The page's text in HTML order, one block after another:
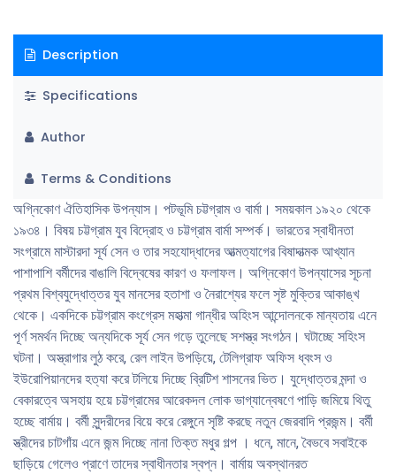
শুরু হয়। আত্মনিয়ন্ত্রণের সংগ্রাম। মন্দিরের পুরােহিতদের সমর্থন নিয়ে তারা তুমুল
জাতীয়তাবাদী ও বাঙালি বিদ্বেষী হয়ে ওঠে। 'বার্মা বর্মীদের’, ‘বার্মা বৌদ্ধদের এই জিগির তুলে
বাঙালিসহ ভারতীয়দের বার্মা থেকে বিতাড়নের সূচনা করে। মােটকথা চট্টগ্রাম ও বার্মার
রাজনৈতিক স্বাতন্ত্র্যচেতনা ভারতের স্বাধীনতা সংগ্রামে যে অভিঘাত তৈরি করেছিলাে তারই
পাশাপাশি চট্টগ্রামের অসংখ্য মানুষের অনালােচিত অবদানের বিশ্বস্ত রূপায়ণে হৃদ্য
ঘটনাবলী সৃষ্টির সূচনাও এতে দৃশ্যমান। দুই শতাধিক ঐতিহাসিক চরিত্রের সদর্প উপস্থিতি,
অত্র ঘটনাপ্রবাহের নির্মোহ বর্ণনা ও শতবর্ষ পূর্বের আর্থ সামাজিক বিরণে সমৃদ্ধ অগ্নিকোণ’
নিঃসন্দেহে মহাকাব্যিক উপন্যাসের অভিধায় পরিচিহ্নিত।।
Description
Specifications
Author
Terms & Conditions
অগ্নিকোণ ঐতিহাসিক উপন্যাস। পটভূমি চট্টগ্রাম ও বার্মা। সময়কাল ১৯২০ থেকে
১৯৩৪। বিষয় চট্টগ্রাম যুব বিদ্রোহ ও চট্টগ্রাম বার্মা সম্পর্ক। ভারতের স্বাধীনতা
সংগ্রামে মাস্টারদা সূর্য সেন ও তার সহযােদ্ধাদের আত্মত্যাগের বিষাদাত্মক আখ্যান
পাশাপাশি বর্মীদের বাঙালি বিদ্বেষের কারণ ও ফলাফল। অগ্নিকোণ উপন্যাসের সূচনা
প্রথম বিশ্বযুদ্ধোত্তর যুব মানসের হতাশা ও নৈরাশ্যের ফলে সৃষ্ট মুক্তির আকাঙ্খ
থেকে। একদিকে চট্টগ্রাম কংগ্রেস মহাত্মা গান্ধীর অহিংস আন্দোলনকে মান্যতায় এনে
পূর্ণ সমর্থন দিচ্ছে অন্যদিকে সূর্য সেন গড়ে তুলেছে সশস্ত্র সংগঠন। ঘটাচ্ছে সহিংস
ঘটনা। অস্ত্রাগার লুঠ করে, রেল লাইন উপড়িয়ে, টেলিগ্রাফ অফিস ধ্বংস ও
ইউরােপিয়ানদের হত্যা করে টলিয়ে দিচ্ছে ব্রিটিশ শাসনের ভিত। যুদ্ধোত্তর মন্দা ও
বেকারত্বে অসহায় হয়ে চট্টগ্রামের আরেকদল লােক ভাগ্যান্বেষণে পাড়ি জমিয়ে থিতু
হচ্ছে বার্মায়। বর্মী সুন্দরীদের বিয়ে করে রেঙ্গুনে সৃষ্টি করছে নতুন জেরবাদি প্রজন্ম। বর্মী
স্ত্রীদের চাটগাঁয় এনে জন্ম দিচ্ছে নানা তিক্ত মধুর গল্প । ধনে, মানে, বৈভবে সবাইকে
ছাড়িয়ে গেলেও প্রাণে তাদের স্বাধীনতার স্বপ্ন। বার্মায় অবস্থানরত